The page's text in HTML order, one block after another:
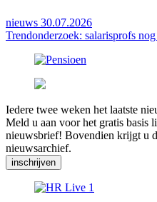
nieuws 30.07.2026
Trendonderzoek: salarisprofs
Iedere twee weken het laatste
Meld u aan voor het gratis basis
nieuwsbrief! Bovendien krijgt u
nieuwsarchief.
inschrijven